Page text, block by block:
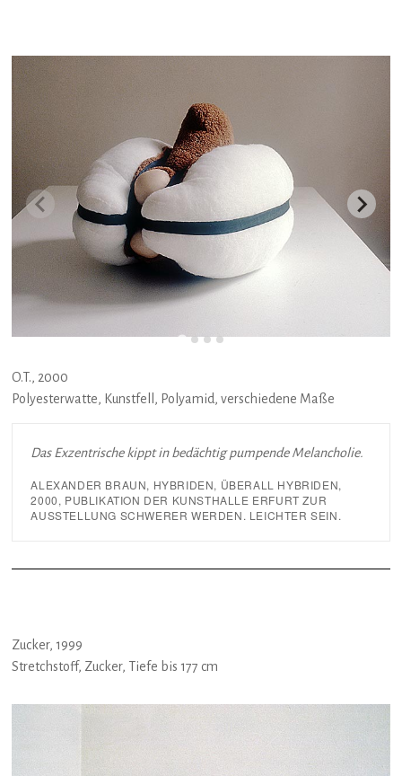
O.T., 2000
Polyesterwatte, Kunstfell, Polyamid, verschiedene Maße
Das Exzentrische kippt in bedächtig pumpende Melancholie.
ALEXANDER BRAUN, HYBRIDEN, ÜBERALL HYBRIDEN,
2000, PUBLIKATION DER KUNSTHALLE ERFURT ZUR
AUSSTELLUNG SCHWERER WERDEN. LEICHTER SEIN.
Zucker, 1999
Stretchstoff, Zucker, Tiefe bis 177 cm